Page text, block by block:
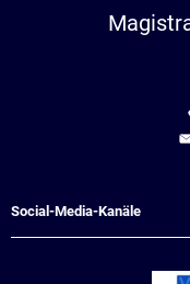
Social-Media-Kanäle